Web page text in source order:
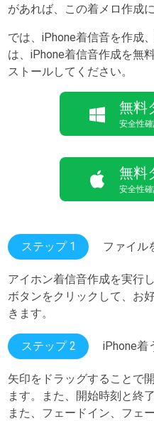
があれば、この着メロ作成
では、iPhone着信音を作成
は、iPhone着信音作成を無
ストールしてください。
無料
安全性
無料
安全性
ステップ 1 ファイル
アイホン着信音作成を実行
ボタンをクリックして、お
きます。
ステップ 2 iPhone着
矢印をドラッグすることで
ます。また、開始時刻と終
また、フェードイン、フェ